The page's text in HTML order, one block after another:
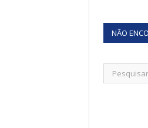
NÃO